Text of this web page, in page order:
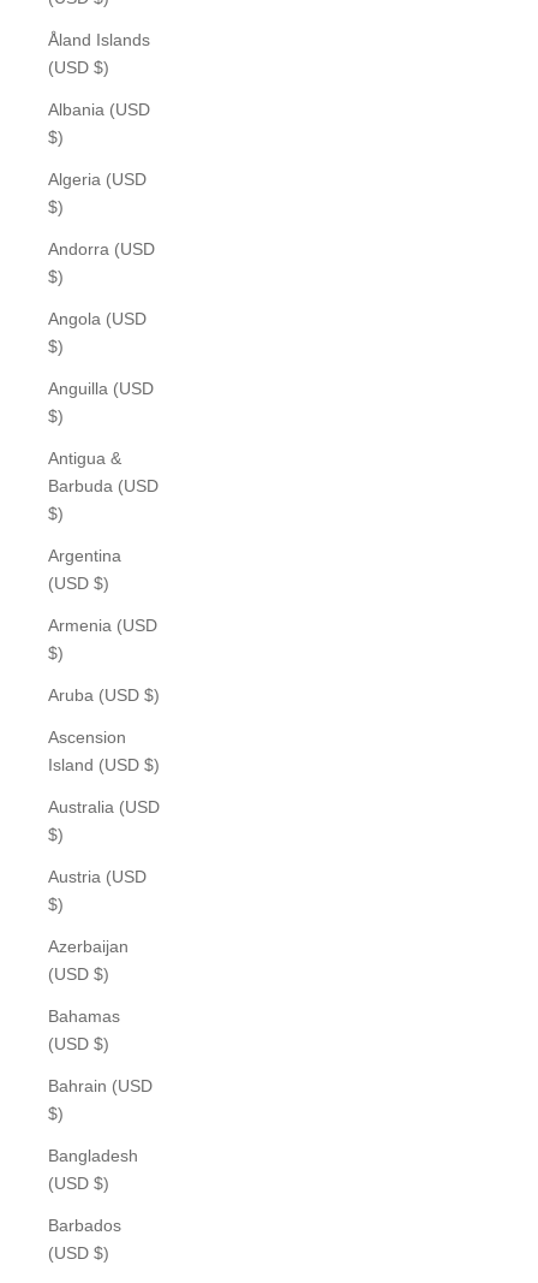
Åland Islands
(USD $)
Albania (USD
$)
Algeria (USD
$)
Andorra (USD
$)
Angola (USD
$)
Anguilla (USD
$)
Antigua &
Barbuda (USD
$)
Argentina
(USD $)
Armenia (USD
$)
Aruba (USD $)
Ascension
Island (USD $)
Australia (USD
$)
Austria (USD
$)
Azerbaijan
(USD $)
Bahamas
(USD $)
Bahrain (USD
$)
Bangladesh
(USD $)
Barbados
(USD $)